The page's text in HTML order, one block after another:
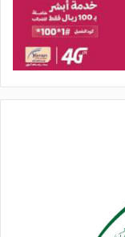
“الدامون”
في ظل استمرار
في ظروف تفتقر